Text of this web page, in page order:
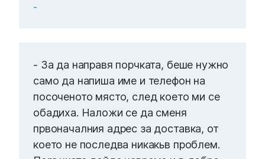
-
- За да направя порчката, беше нужно
само да напиша име и телефон на
посоченото място, след което ми се
обадиха. Наложи се да сменя
првоначалния адрес за доставка, от
което не последва никакьв проблем.